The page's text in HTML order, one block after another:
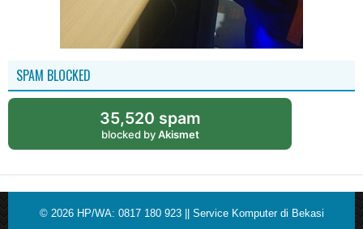
SPAM BLOCKED
35,520 spam
blocked byAkismet
© 2026 HP/WA: 0817 180 923 || Service Komputer di Bekasi